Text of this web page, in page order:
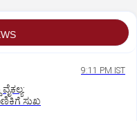
9:11 PM IST
ಸುಖ